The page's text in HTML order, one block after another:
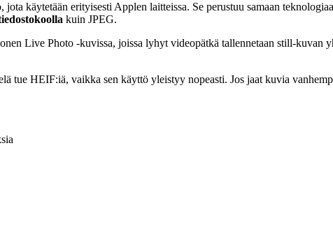
käytetään erityisesti Applen laitteissa. Se perustuu samaan
kuin JPEG.
Live Photo -kuvissa, joissa lyhyt videopätkä tallennetaan still-kuvan
tue HEIF:iä, vaikka sen käyttö yleistyy nopeasti. Jos jaat kuvia